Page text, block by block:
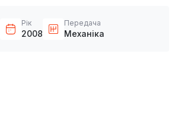
Рік
2008
Передача
Механіка